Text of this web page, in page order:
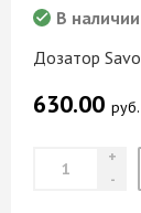
Дозатор
В наличии
630.00 руб.